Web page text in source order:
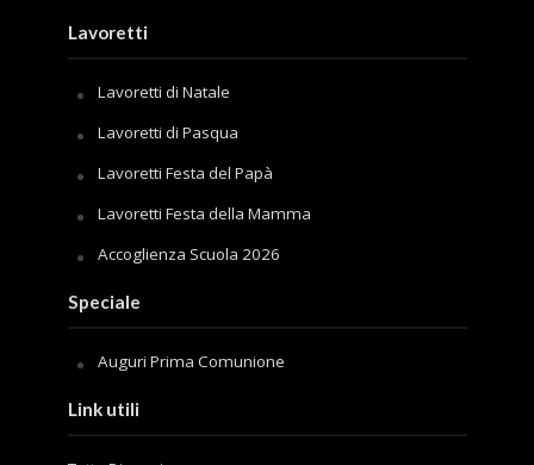
Lavoretti
Lavoretti di Natale
Lavoretti di Pasqua
Lavoretti Festa del Papà
Lavoretti Festa della Mamma
Accoglienza Scuola 2026
Speciale
Auguri Prima Comunione
Link utili